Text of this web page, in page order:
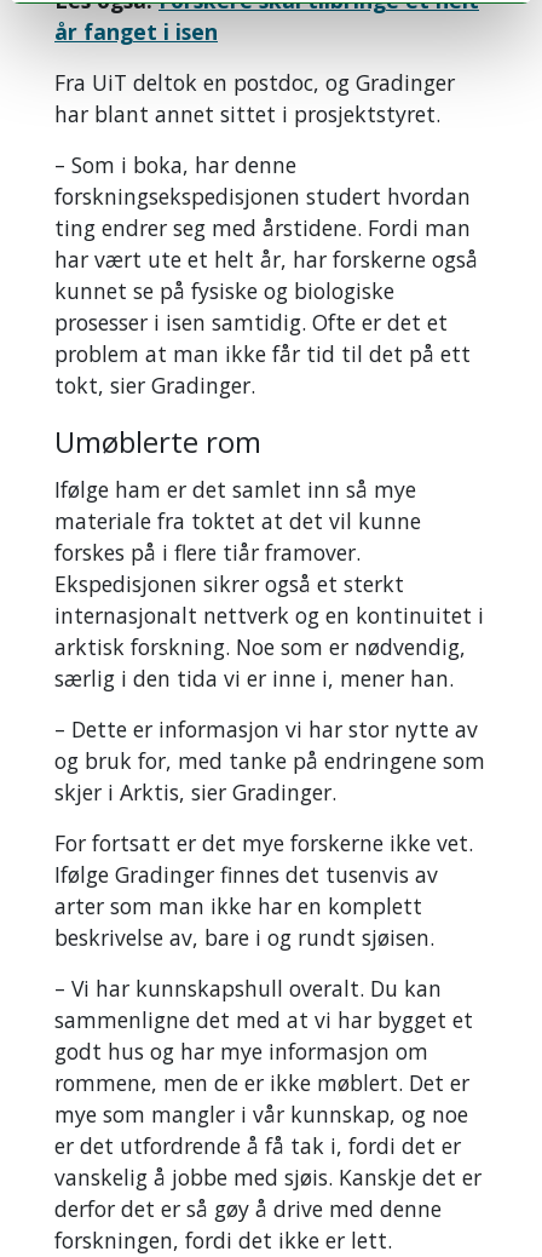
år fanget i isen
Fra UiT deltok en postdoc, og Gradinger
har blant annet sittet i prosjektstyret.
– Som i boka, har denne
forskningsekspedisjonen studert hvordan
ting endrer seg med årstidene. Fordi man
har vært ute et helt år, har forskerne også
kunnet se på fysiske og biologiske
prosesser i isen samtidig. Ofte er det et
problem at man ikke får tid til det på ett
tokt, sier Gradinger.
Umøblerte rom
Ifølge ham er det samlet inn så mye
materiale fra toktet at det vil kunne
forskes på i flere tiår framover.
Ekspedisjonen sikrer også et sterkt
internasjonalt nettverk og en kontinuitet i
arktisk forskning. Noe som er nødvendig,
særlig i den tida vi er inne i, mener han.
– Dette er informasjon vi har stor nytte av
og bruk for, med tanke på endringene som
skjer i Arktis, sier Gradinger.
For fortsatt er det mye forskerne ikke vet.
Ifølge Gradinger finnes det tusenvis av
arter som man ikke har en komplett
beskrivelse av, bare i og rundt sjøisen.
– Vi har kunnskapshull overalt. Du kan
sammenligne det med at vi har bygget et
godt hus og har mye informasjon om
rommene, men de er ikke møblert. Det er
mye som mangler i vår kunnskap, og noe
er det utfordrende å få tak i, fordi det er
vanskelig å jobbe med sjøis. Kanskje det er
derfor det er så gøy å drive med denne
forskningen, fordi det ikke er lett.